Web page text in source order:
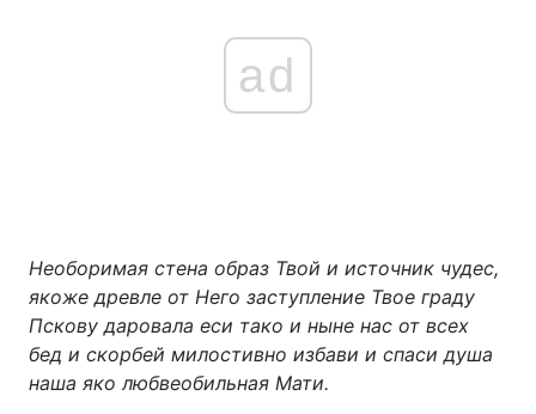
ad
Необоримая стена образ Твой и источник чудес,
якоже древле от Него заступление Твое граду
Пскову даровала еси тако и ныне нас от всех
бед и скорбей милостивно избави и спаси душа
наша яко любвеобильная Мати.